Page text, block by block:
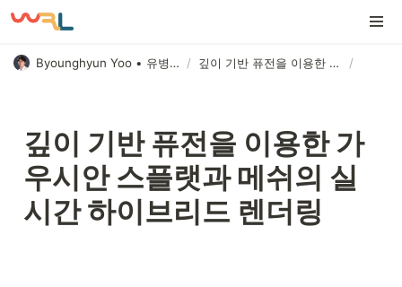
Byounghyun Yoo • 유병현 / 깊이 기반 퓨전을 이용한 가우시안 스플랫과 메쉬의 실시간 하이브리드 렌더링 /
깊이 기반 퓨전을 이용한 가
우시안 스플랫과 메쉬의 실
시간 하이브리드 렌더링